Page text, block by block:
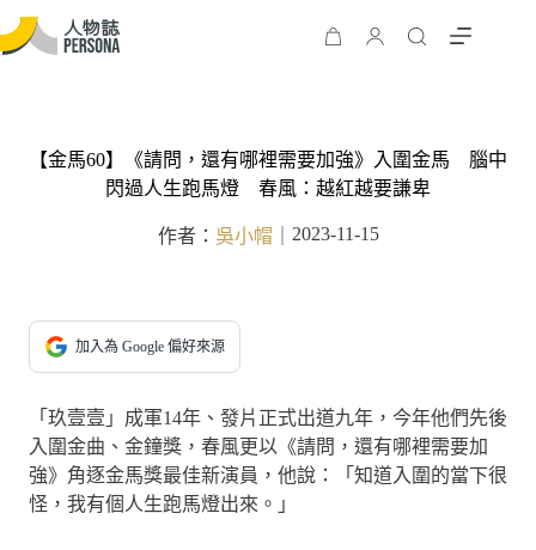
【金馬60】《請問，還有哪裡需要加強》入圍金馬 腦中
閃過人生跑馬燈 春風：越紅越要謙卑
作者： 吳小帽 2023-11-15
加入為 Google 偏好來源
「玖壹壹」成軍14年、發片正式出道九年，今年他們先後
入圍金曲、金鐘獎，春風更以《請問，還有哪裡需要加
強》角逐金馬獎最佳新演員，他說：「知道入圍的當下很
怪，我有個人生跑馬燈出來。」